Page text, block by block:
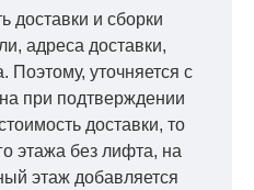
доставки и сборки
адреса доставки,
Поэтому, уточняется с
при подтверждении
доставки, то
этажа без лифта, на
этаж добавляется